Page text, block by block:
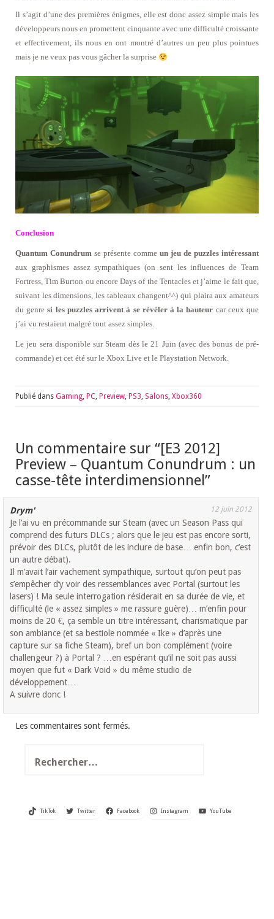
Il s’agit d’une des premières énigmes, elle est donc assez simple mais les
développeurs nous en promettent cinquante avec une difficulté croissante
et effectivement, ils nous en ont montré d’autres un peu plus pointues
mais je ne veux pas vous gâcher la surprise
Conclusion
Quantum Conundrum se présente comme un jeu de puzzles intéressant
aux graphismes assez sympathiques (on sent les influences de Team
Fortress, Tim Burton ou encore Days of the Tentacles et j’aime le fait que,
suivant les dimensions, les tableaux changent^^) qui plaira aux amateurs
du genresi les puzzles arrivent à se révéler à la hauteur car ceux que
j’ai vu restaient malgré tout assez simples.
Le jeu sera disponible sur Steam dès le 21 Juin (avec des bonus de pré-
commande) et cet été sur le Xbox Live et le Playstation Network.
Publié dans Gaming PC Preview PS3 Salons Xbox360
Un commentaire sur “[E3 2012]
Preview – Quantum Conundrum : un
casse-tête interdimensionnel”
Drym' 12 juin 2012
Je l’ai vu en précommande sur Steam (avec un Season Pass qui
comprend des futurs DLCs ; alors que le jeu est pas encore sorti,
prévoir des DLCs, plutôt de les inclure de base… enfin bon, c’est
un autre débat).
Il m’avait l’air vachement sympathique, surtout qu’on peut pas
s’empêcher d’y voir des ressemblances avec Portal (surtout les
lasers) ! Ma seule interrogation résiderait en sa durée de vie, et
difficulté (le « assez simples » me rassure guère)… m’enfin pour
moins de 20 €, ça semble un titre intéressant, charismatique par
son ambiance (et sa bestiole nommée « Ike » d’après une
capture sur sa fiche Steam), bref un bon complément (voire
challengeur ?) à Portal ? …en espérant qu’il ne soit pas aussi
moyen que fut « Dark Void » du même studio de
développement…
A suivre donc !
Les commentaires sont fermés.
TikTok Twitter Facebook Instagram YouTube